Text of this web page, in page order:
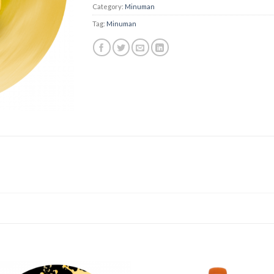
Category: Minuman
Tag: Minuman